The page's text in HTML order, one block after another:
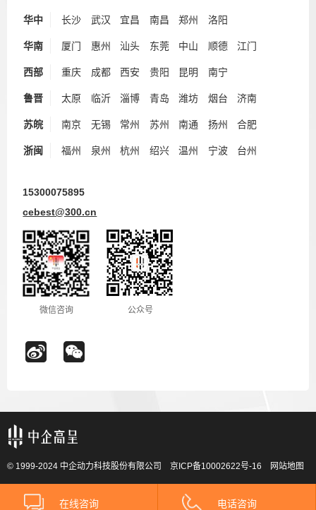
华中 长沙 武汉 宜昌 南昌 郑州 洛阳
华南 厦门 惠州 汕头 东莞 中山 顺德 江门
西部 重庆 成都 西安 贵阳 昆明 南宁
鲁晋 太原 临沂 淄博 青岛 潍坊 烟台 济南
苏皖 南京 无锡 常州 苏州 南通 扬州 合肥
浙闽 福州 泉州 杭州 绍兴 温州 宁波 台州
15300075895
cebest@300.cn
微信咨询 公众号
© 1999-2024 中企动力科技股份有限公司 京ICP备10002622号-16 网站地图
在线咨询 电话咨询